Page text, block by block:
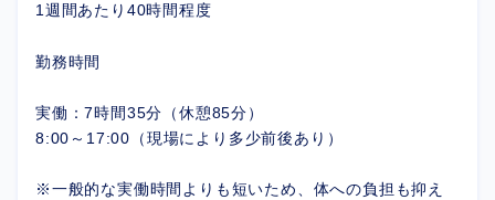
1週間あたり40時間程度
勤務時間
実働：7時間35分（休憩85分）
8:00～17:00（現場により多少前後あり）
※一般的な実働時間よりも短いため、体への負担も抑え